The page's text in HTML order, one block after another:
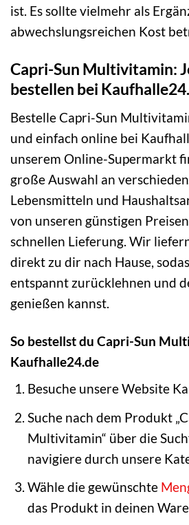
ist. Es sollte vielmehr als
abwechslungsreichen Kost
Capri-Sun Multivitamin:
bestellen bei
Bestelle Capri-Sun
und einfach online bei
unserem Online-Supermarkt
große Auswahl an
Lebensmitteln und
von unseren günstigen
schnellen Lieferung. Wir
direkt zu dir nach Hause,
entspannt zurücklehnen und
genießen kannst.
So bestellst du Capri-Sun
Kaufhalle24.de
Besuche unsere Website
Suche nach dem Produkt
Multivitamin“ über die
navigiere durch unsere
Wähle die gewünschte
das Produkt in deinen